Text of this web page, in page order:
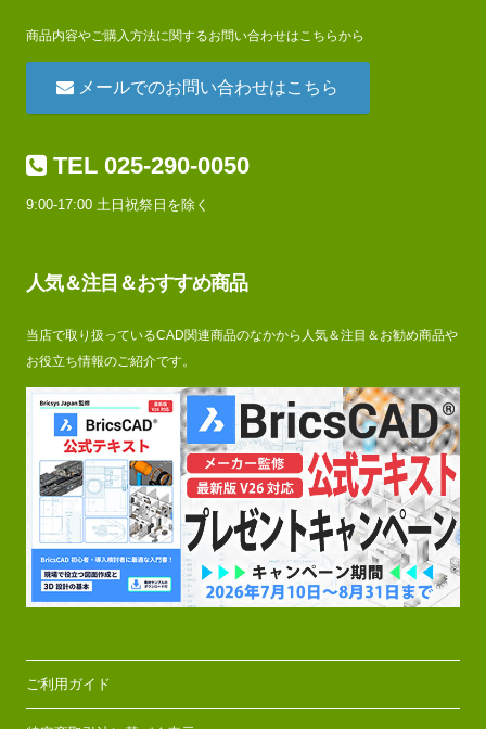
商品内容やご購入方法に関するお問い合わせはこちらから
メールでのお問い合わせはこちら
TEL 025-290-0050
9:00-17:00 土日祝祭日を除く
人気＆注目＆おすすめ商品
当店で取り扱っているCAD関連商品のなかから人気＆注目＆お勧め商品や
お役立ち情報のご紹介です。
ご利用ガイド